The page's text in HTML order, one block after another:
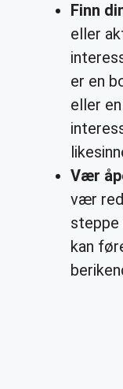
Finn
eller
er en
eller
Vær
vær
kan